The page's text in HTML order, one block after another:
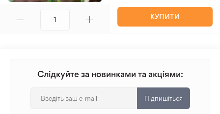
КУПИТИ
Слідкуйте за новинками та акціями:
Підпишіться